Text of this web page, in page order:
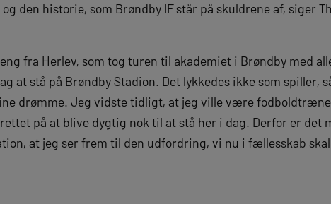
den historie, som Brøndby IF står på skuldrene af, siger
fra Herlev, som tog turen til akademiet i Brøndby med
at stå på Brøndby Stadion. Det lykkedes ikke som spiller,
drømme. Jeg vidste tidligt, at jeg ville være
på at blive dygtig nok til at stå her i dag. Derfor er det
at jeg ser frem til den udfordring, vi nu i fællesskab